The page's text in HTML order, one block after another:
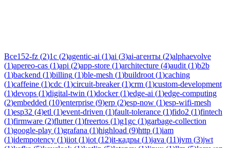
Все152-fz (2)1c (2)agentic-ai (1)ai (3)ai-агенты (2)alphaevolve
(1)apereo-cas (1)api (2)app-store (1)architecture (4)audit (1)b2b
(1)backend (1)billing (1)ble-mesh (1)buildroot (1)caching
(1)caffeine (1)cdc (1)circuit-breaker(1)crm (1)custom-development
(1)devops (1)digital-twin (1)docker(1)edge-ai (1)edge-computing
(2)embedded (10)enterprise (9)erp (2)esp-now (1)esp-wifi-mesh
(1)esp32 (4)etl (1)event-driven (1)fault-tolerance (1)fido2 (1)fintech
(1)firmware (2)flutter(1)freertos (1)g1gc (1)garbage-collection
(1)google-play (1)grafana (1)highload (9)http (1)iam
(1)idempotency (1)iiot (1)iot (12)it-кадры (1)java (11)jvm (3)jwt